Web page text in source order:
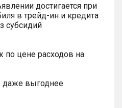
достигается при
в трейд-ин и кредита
субсидий
цене расходов на
даже выгоднее